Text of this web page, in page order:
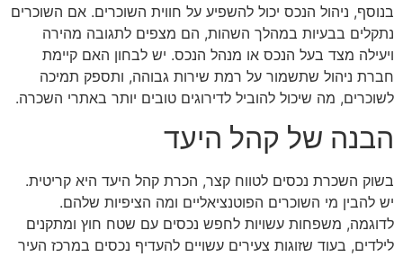
בנוסף, ניהול הנכס יכול להשפיע על חווית השוכרים. אם השוכרים
נתקלים בבעיות במהלך השהות, הם מצפים לתגובה מהירה
ויעילה מצד בעל הנכס או מנהל הנכס. יש לבחון האם קיימת
חברת ניהול שתשמור על רמת שירות גבוהה, ותספק תמיכה
לשוכרים, מה שיכול להוביל לדירוגים טובים יותר באתרי השכרה.
הבנה של קהל היעד
בשוק השכרת נכסים לטווח קצר, הכרת קהל היעד היא קריטית.
יש להבין מי השוכרים הפוטנציאליים ומה הציפיות שלהם.
לדוגמה, משפחות עשויות לחפש נכסים עם שטח חוץ ומתקנים
לילדים, בעוד שזוגות צעירים עשויים להעדיף נכסים במרכז העיר